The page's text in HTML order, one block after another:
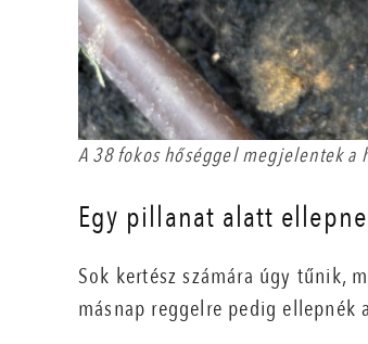
A 38 fokos hőséggel megjelentek
Egy pillanat alatt
Sok kertész számára úgy tűnik,
másnap reggelre pedig ellepnék